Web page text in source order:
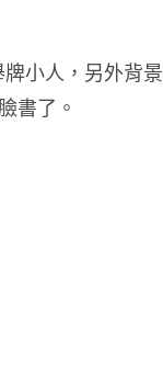
小人，另外背景
書了。